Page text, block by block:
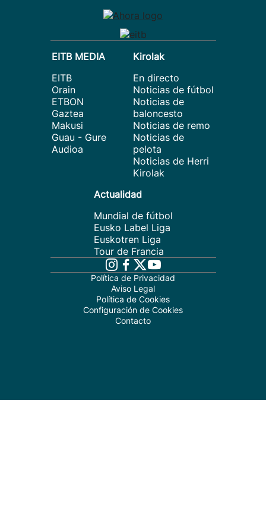
EITB MEDIA
EITB
Orain
ETBON
Gaztea
Makusi
Guau - Gure
Audioa
Kirolak
En directo
Noticias de fútbol
Noticias de
baloncesto
Noticias de remo
Noticias de
pelota
Noticias de Herri
Kirolak
Actualidad
Mundial de fútbol
Eusko Label Liga
Euskotren Liga
Tour de Francia
Política de Privacidad
Aviso Legal
Política de Cookies
Configuración de Cookies
Contacto